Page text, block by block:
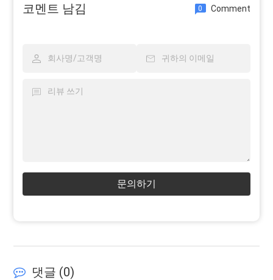
코멘트 남김 0 Comment
문의하기
댓글 (0)